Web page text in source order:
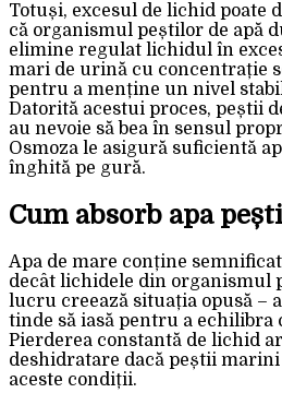
Totuși, excesul de lichid poate
că organismul peștilor de apă
elimine regulat lichidul în
mari de urină cu concentrație
pentru a menține un nivel
Datorită acestui proces, peștii
au nevoie să bea în sensul
Osmoza le asigură suficientă
înghită pe gură.
Cum absorb apa
Apa de mare conține
decât lichidele din organismul
lucru creează situația opusă –
tinde să iasă pentru a
Pierderea constantă de lichid
deshidratare dacă peștii
aceste condiții.